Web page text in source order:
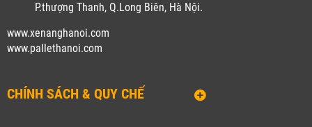
P.thượng Thanh, Q.Long Biên, Hà Nội.
www.xenanghanoi.com
www.pallethanoi.com
CHÍNH SÁCH & QUY CHẾ